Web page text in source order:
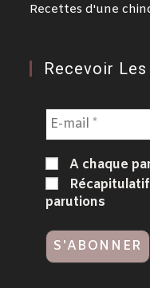
Recettes d'une
Recevoir
A chaque
parutions